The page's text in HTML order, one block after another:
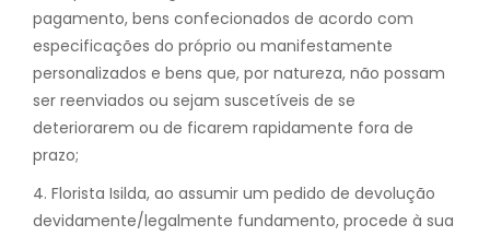
pagamento, bens confecionados de acordo com
especificações do próprio ou manifestamente
personalizados e bens que, por natureza, não possam
ser reenviados ou sejam suscetíveis de se
deteriorarem ou de ficarem rapidamente fora de
prazo;
4. Florista Isilda, ao assumir um pedido de devolução
devidamente/legalmente fundamento, procede à sua